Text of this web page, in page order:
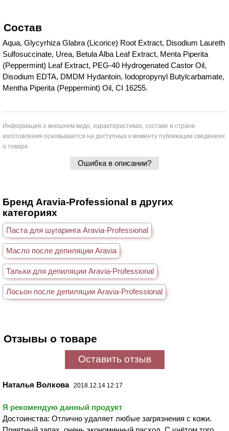
Состав
Aqua, Glycyrhiza Glabra (Licorice) Root Extract, Disodium Laureth
Sulfosuccinate, Urea, Betula Alba Leaf Extract, Menta Piperita
(Peppermint) Leaf Extract, PEG-40 Hydrogenated Castor Oil,
Disodium EDTA, DMDM Hydantoin, Iodopropynyl Butylcarbamate,
Mentha Piperita (Peppermint) Oil, CI 16255.
Информация о внешнем виде, характеристиках, составе и стране
изготовления основывается на доступных к моменту публикации сведениях
о товаре.
Ошибка в описании?
Бренд Aravia-Professional в других
категориях
Паста для шугаринга Aravia-Professional
Масло после депиляции Aravia
Тальки для депиляции Aravia-Professional
Лосьон после депиляции Aravia-Professional
Отзывы о товаре
Оставить отзыв
Наталья Волкова 2018.12.14 12:17
Я рекомендую данный продукт
Достоинства: Отлично удаляет любые загрязнения с кожи.